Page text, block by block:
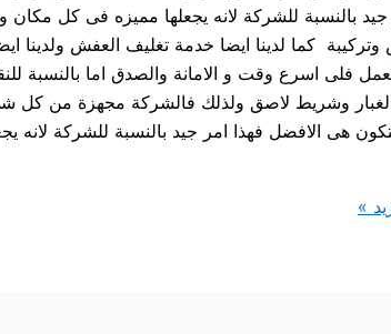
بالنسبة للشركة لانه يجعلها مميزه فى كل
كما لدينا ايضا خدمة تغليف العفش
فلى اسرع وقت و الامانة والصدق اما
وشريط لاصق ولذلك فالشركة مجهزة من
هى الافضل فهذا امر جيد بالنسبة للشركة لانه
»